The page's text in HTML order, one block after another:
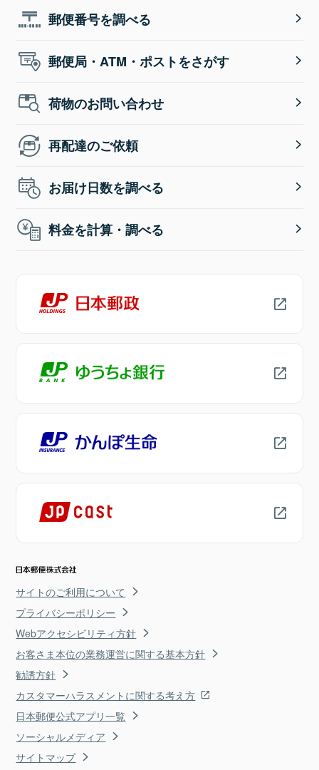
郵便番号を調べる
郵便局・ATM・ポストをさがす
荷物のお問い合わせ
再配達のご依頼
お届け日数を調べる
料金を計算・調べる
サイトのご利用について
プライバシーポリシー
Webアクセシビリティ方針
お客さま本位の業務運営に関する基本方針
勧誘方針
カスタマーハラスメントに関する考え方
日本郵便公式アプリ一覧
ソーシャルメディア
サイトマップ